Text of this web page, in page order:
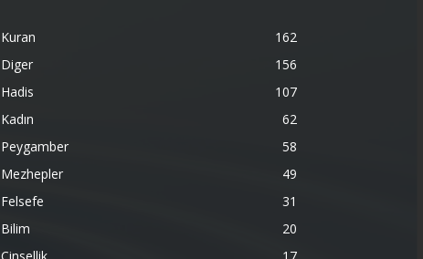
Kuran
162
Diger
156
Hadis
107
Kadın
62
Peygamber
58
Mezhepler
49
Felsefe
31
Bilim
20